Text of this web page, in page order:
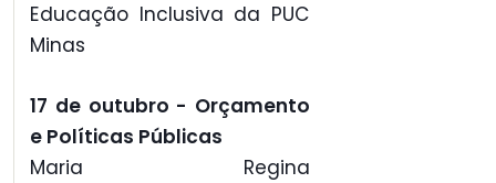
Educação Inclusiva da PUC
Minas
17 de outubro - Orçamento
e Políticas Públicas
Maria Regina